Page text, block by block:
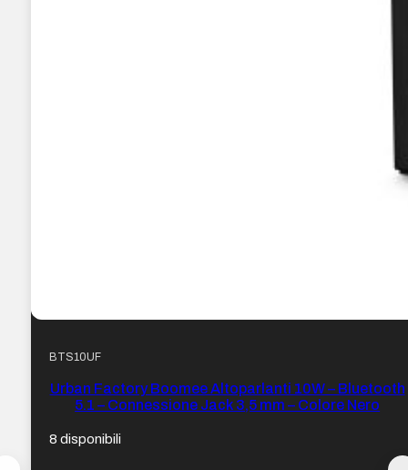
BTS10UF
Urban Factory Boomee Altoparlanti 10W – Bluetooth
5.1 – Connessione Jack 3,5 mm – Colore Nero
8 disponibili